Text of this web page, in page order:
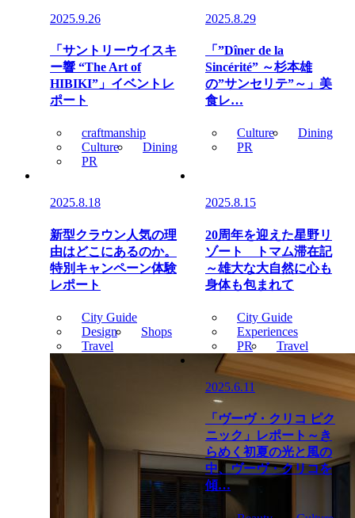
2025.9.26
「サントリーウイスキ
ー響 “The Art of
HIBIKI”」イベントレ
ポート
craftmanship
Culture
Dining
PR
2025.8.29
「”Dîner de la
Sincérité” ～杉本雄
の”サンセリテ”～」美
食レ…
Culture
Dining
PR
2025.8.18
新型クラウン人気の理
由はどこにあるのか。
特別キャンペーン体験
レポート
City Guide
Design
Shops
Travel
2025.8.15
20周年を迎えた星野リ
ゾート トマム滞在記
～雄大な大自然に心も
身体も包まれて
City Guide
Experiences
PR
Travel
2025.6.11
「ヴーヴ・クリコ ピク
ニック」レポート～き
らめく初夏の光と風の
中、ヴーヴ・クリコを
傾…